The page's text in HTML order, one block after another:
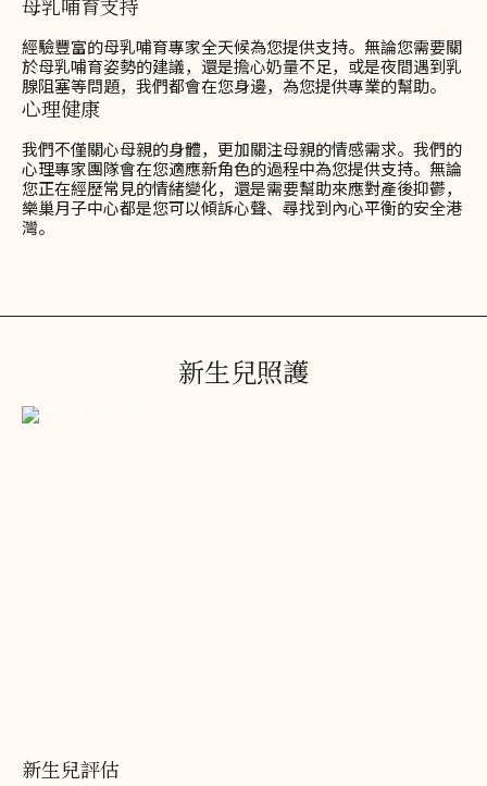
經驗豐富的母乳哺育專家全天候為您提供支持。無論您需要關
於母乳哺育姿勢的建議，還是擔心奶量不足，或是夜間遇到乳
腺阻塞等問題，我們都會在您身邊，為您提供專業的幫助。
心理健康
我們不僅關心母親的身體，更加關注母親的情感需求。我們的
心理專家團隊會在您適應新角色的過程中為您提供支持。無論
您正在經歷常見的情緒變化，還是需要幫助來應對產後抑鬱，
樂巢月子中心都是您可以傾訴心聲、尋找到內心平衡的安全港
灣。
新生兒照護
新生兒評估